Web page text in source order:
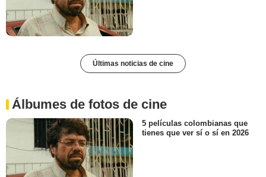
Últimas noticias de cine
Álbumes de fotos de cine
5 películas colombianas que
tienes que ver sí o sí en 2026